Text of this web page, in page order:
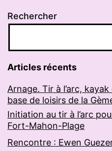
Rechercher
Articles récents
Arnage. Tir à l’arc,
base de loisirs de la
Initiation au tir à l’arc
Fort-Mahon-Plage
Rencontre : Ewen